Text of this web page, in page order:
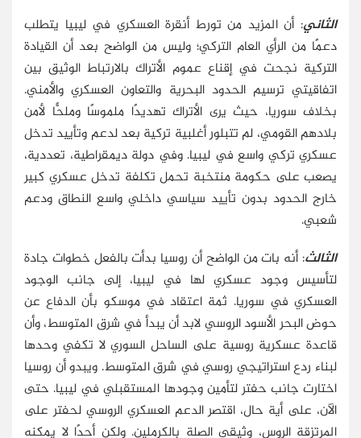
الثاني: أن المزيد من تورط أنقرة العسكري في ليبيا يتطلب
دعمًا من الرأي العام التركي؛ وليس من الواضح بعد أن القيادة
التركية نجحت في إقناع عموم الأتراك بالارتباط الوثيق بين
اتفاقيتي ترسيم الحدود البحرية والتعاون العسكري والأمني.
بخلاف سوريا، حيث يرى الأتراك تهديدًا ملموسًا وملحًّا لأمن
بلادهم القومي، لم تتبلور أغلبية تركية بعد لدعم وتأييد تدخل
عسكري تركي واسع في ليبيا. وفي دولة ديمقراطية، تعددية،
يصعب على حكومة منتخبة تحمل تكلفة تدخل عسكري كبير
خارج الحدود بدون تأييد سياسي داخلي واسع النطاق ودعم
شعبي.
الثالث: أنه بات من الواضح أن روسيا بدأت بالفعل خطوات جادة
لتأسيس وجود عسكري لها في ليبيا، إلى جانب الوجود
العسكري في سوريا. ثمة اعتقاد في موسكو بأن الدفاع عن
حوض البحر الأسود الروسي لابد أن يبدأ في شرق المتوسط، وأن
قاعدة عسكرية روسية على الساحل السوري لا تكفي وحدها
لبناء ردع استراتيجي روسي في شرق المتوسط. ويبدو أن روسيا
اختارت جانب حفتر لتأمين وجودها المستقبلي في ليبيا. حتى
الآن، على أية حال، اقتصر الدعم العسكري الروسي لحفتر على
المرتزقة الروس، وثيقي الصلة بالكرملين. ولكن أحدًا لا يمكنه